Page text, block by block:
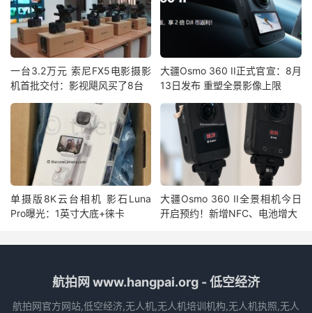
一台3.2万元 索尼FX5电影摄影
机首批交付：影视飓风买了8台
大疆Osmo 360 II正式官宣：8月
13日发布 重塑全景影像上限
单摄版8K云台相机 影石Luna
Pro曝光：1英寸大底+徕卡
大疆Osmo 360 II全景相机今日
开启预约！新增NFC、电池增大
航拍网 www.hangpai.org - 低空经济
航拍网官方网站,低空经济,无人机,无人机培训机构,无人机执照,无人